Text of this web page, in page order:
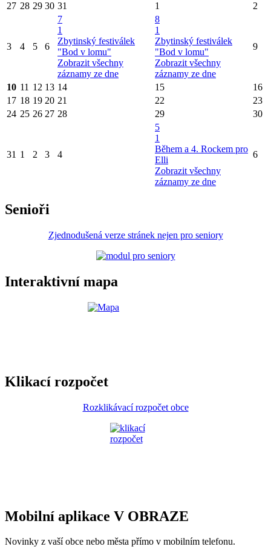
27 28 29 30 31 1 2
3 4 5 6
7
1
Zbytinský festiválek
"Bod v lomu"
Zobrazit všechny
záznamy ze dne
8
1
Zbytinský festiválek
"Bod v lomu"
Zobrazit všechny
záznamy ze dne
9
10 11 12 13 14 15
16
17 18 19 20 21 22
23
24 25 26 27 28 29 30
31 1 2 3 4
5
1
Během a 4. Rockem pro
Elli
Zobrazit všechny
záznamy ze dne
6
Senioři
Zjednodušená verze stránek nejen pro seniory
Interaktivní mapa
Klikací rozpočet
Rozklikávací rozpočet obce
Mobilní aplikace V OBRAZE
Novinky z vaší obce nebo města přímo v mobilním telefonu.